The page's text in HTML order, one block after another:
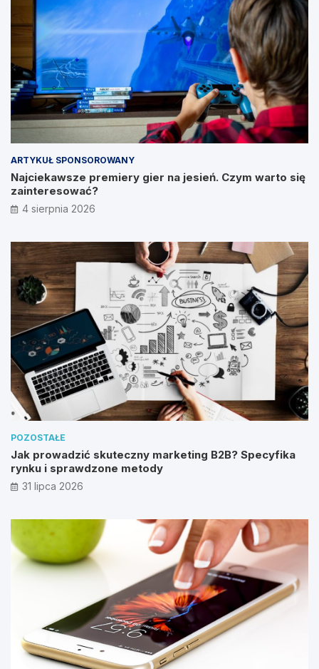
ARTYKUŁ SPONSOROWANY
Najciekawsze premiery gier na jesień. Czym warto się
zainteresować?
4 sierpnia 2026
POZOSTAŁE
Jak prowadzić skuteczny marketing B2B? Specyfika
rynku i sprawdzone metody
31 lipca 2026